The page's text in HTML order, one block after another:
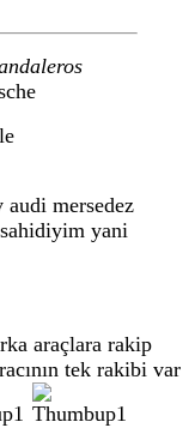
mersedez
yani
araçlara rakip
tek rakibi var